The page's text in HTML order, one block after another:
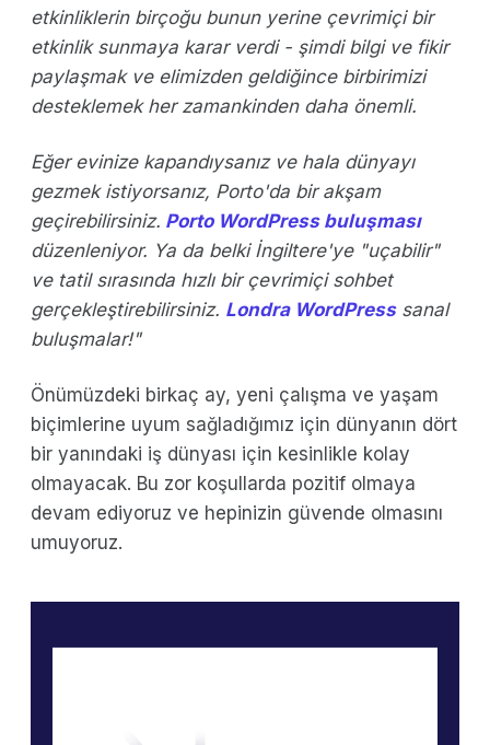
etkinliklerin birçoğu bunun yerine çevrimiçi bir
etkinlik sunmaya karar verdi - şimdi bilgi ve fikir
paylaşmak ve elimizden geldiğince birbirimizi
desteklemek her zamankinden daha önemli.
Eğer evinize kapandıysanız ve hala dünyayı
gezmek istiyorsanız, Porto'da bir akşam
geçirebilirsiniz. Porto WordPress buluşması
düzenleniyor. Ya da belki İngiltere'ye "uçabilir"
ve tatil sırasında hızlı bir çevrimiçi sohbet
gerçekleştirebilirsiniz. Londra WordPresssanal
buluşmalar!"
Önümüzdeki birkaç ay, yeni çalışma ve yaşam
biçimlerine uyum sağladığımız için dünyanın dört
bir yanındaki iş dünyası için kesinlikle kolay
olmayacak. Bu zor koşullarda pozitif olmaya
devam ediyoruz ve hepinizin güvende olmasını
umuyoruz.